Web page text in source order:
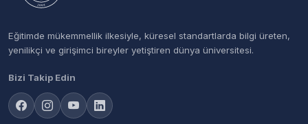
Eğitimde mükemmellik ilkesiyle, küresel standartlarda bilgi üreten,
yenilikçi ve girişimci bireyler yetiştiren dünya üniversitesi.
Bizi Takip Edin